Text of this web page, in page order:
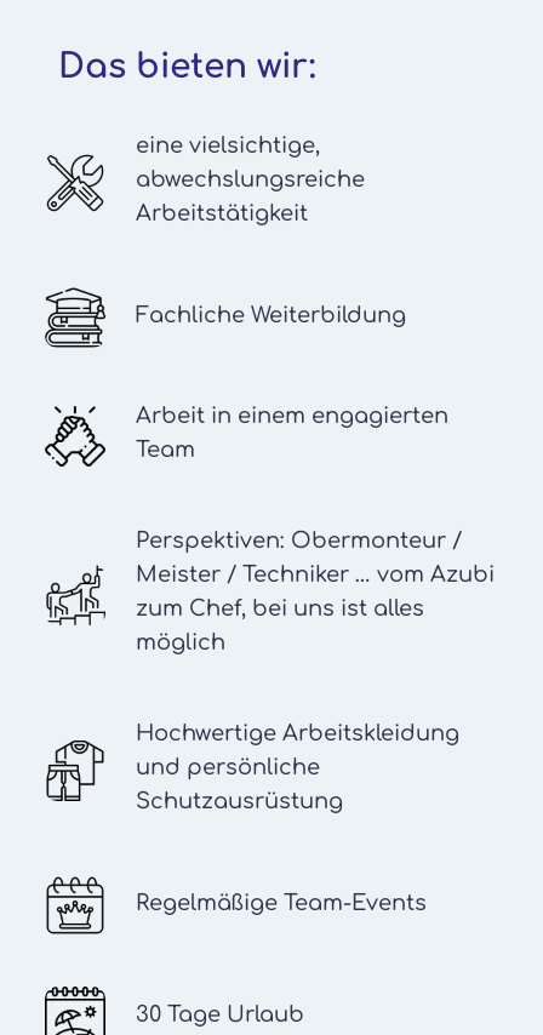
Das bieten wir:
eine vielsichtige,
abwechslungsreiche
Arbeitstätigkeit
Fachliche Weiterbildung
Arbeit in einem engagierten
Team
Perspektiven: Obermonteur /
Meister / Techniker … vom Azubi
zum Chef, bei uns ist alles
möglich
Hochwertige Arbeitskleidung
und persönliche
Schutzausrüstung
Regelmäßige Team-Events
30 Tage Urlaub